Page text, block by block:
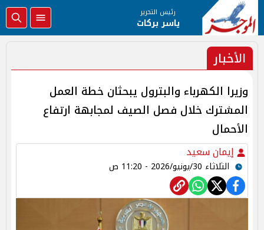
رئيس التحرير
ياسر بركات
الأخبار
وزيرا الكهرباء والبترول يبحثان خطة العمل
المشترك خلال فصل الصيف لمجابهة ارتفاع
الأحمال
إيمان سعيد
الثلاثاء 30/يونيو/2026 - 11:20 ص